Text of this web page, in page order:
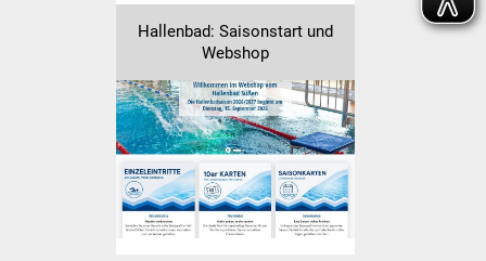
Schwäbischer Albtrauf
Route der
Industriekultur
Lebenslagen
Senioren
Stadtseniorenrat
Hallenbad: Saisonstart und
Webshop